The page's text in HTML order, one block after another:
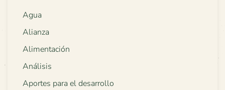
Agua
Alianza
Alimentación
Análisis
Aportes para el desarrollo